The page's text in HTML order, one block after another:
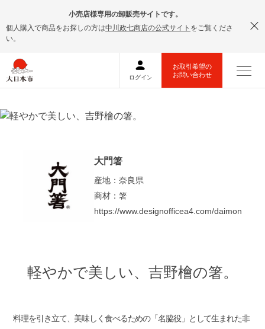
小売店様専用の卸販売サイトです。
個人購入で商品をお探しの方は中川政七商店の公式サイト をご覧くださ
い。
大門箸
産地：奈良県
商材：箸
https://www.designofficea4.com/daimon
軽やかで美しい、吉野檜の箸。
料理を引き立て、美味しく食べるための「名脇役」として生まれた非